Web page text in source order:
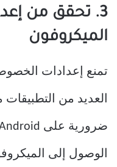
3. تحقق من
الميكروفون
تمنع إعدادات
العديد من
الوصول إلى